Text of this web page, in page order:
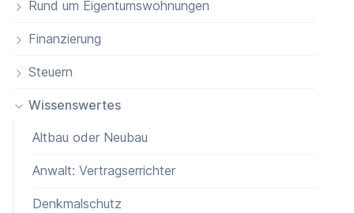
Rund um Eigentumswohnungen
Finanzierung
Steuern
Wissenswertes
Altbau oder Neubau
Anwalt: Vertragserrichter
Denkmalschutz